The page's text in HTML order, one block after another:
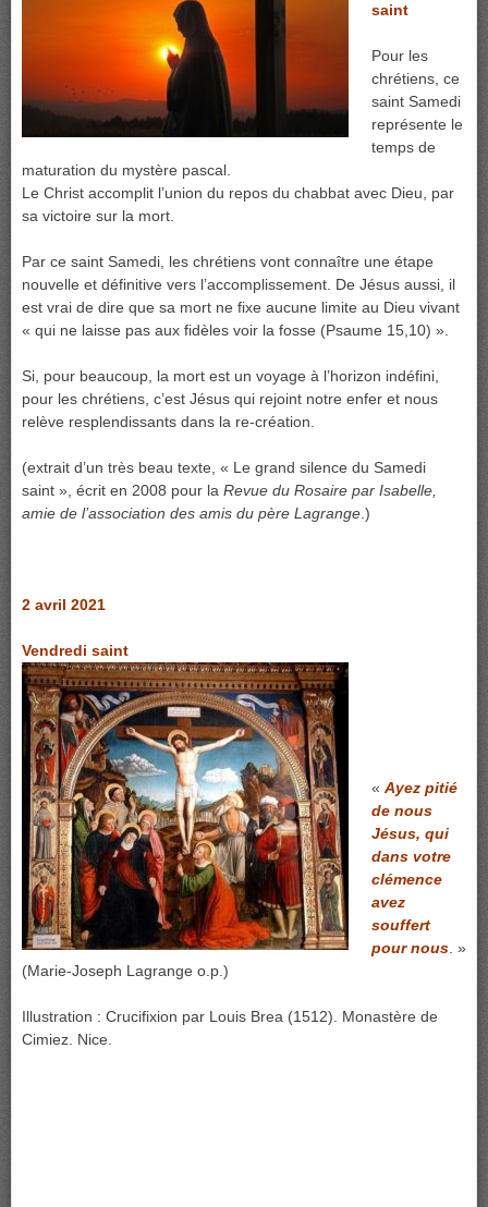
saint
Pour les
chrétiens, ce
saint Samedi
représente le
temps de
maturation du mystère pascal.
Le Christ accomplit l’union du repos du chabbat avec Dieu, par
sa victoire sur la mort.
Par ce saint Samedi, les chrétiens vont connaître une étape
nouvelle et définitive vers l’accomplissement. De Jésus aussi, il
est vrai de dire que sa mort ne fixe aucune limite au Dieu vivant
« qui ne laisse pas aux fidèles voir la fosse (Psaume 15,10) ».
Si, pour beaucoup, la mort est un voyage à l’horizon indéfini,
pour les chrétiens, c’est Jésus qui rejoint notre enfer et nous
relève resplendissants dans la re-création.
(extrait d’un très beau texte, « Le grand silence du Samedi
saint », écrit en 2008 pour la Revue du Rosaire par Isabelle,
amie de l’association des amis du père Lagrange .)
2 avril 2021
Vendredi saint
« Ayez pitié
de nous
Jésus, qui
dans votre
clémence
avez
souffert
pour nous . »
(Marie-Joseph Lagrange o.p.)
Illustration : Crucifixion par Louis Brea (1512). Monastère de
Cimiez. Nice.